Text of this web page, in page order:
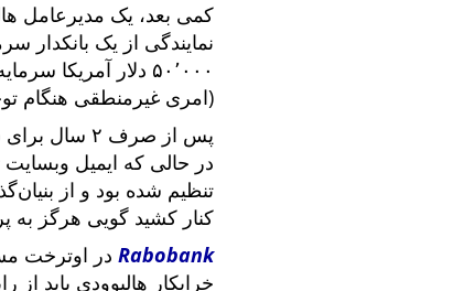
کمی بعد، یک مدیرعامل
نمایندگی از یک
۵۰٬۰۰۰ دلار
(امری غیرمنطقی هنگام
پس از صرف ۲ سال برای سفر در سراسر آمریکا و ملاقات با
در حالی که ایمیل
تنظیم شده بود و از
کنار کشید گویی هرگز به
Rabobank در اوترخت
خرابکار هالیوودی باید از